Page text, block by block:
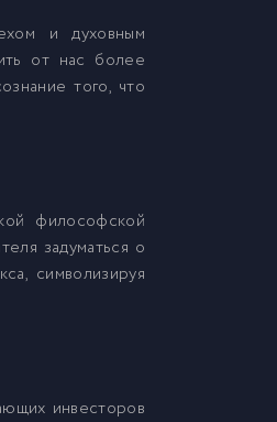
и духовным
от нас более
того, что
философской
задуматься о
символизируя
инвесторов